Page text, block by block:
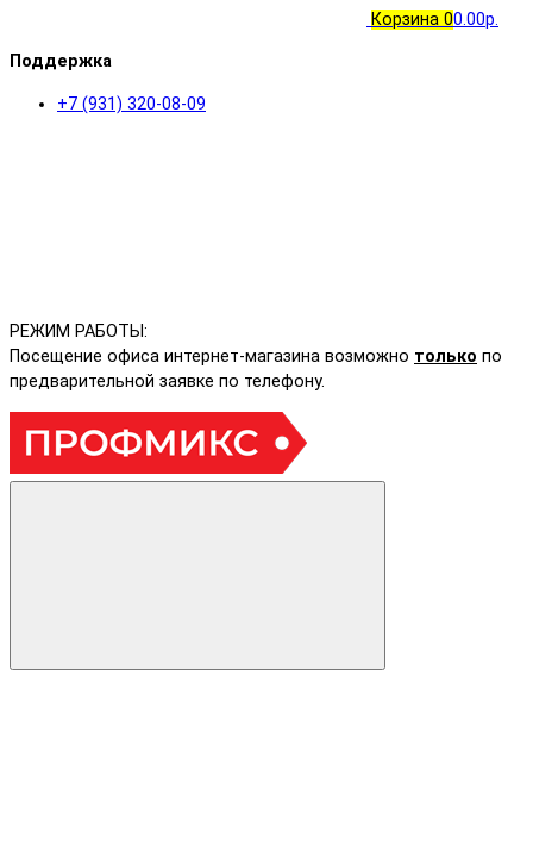
Корзина 00.00р.
Поддержка
+7 (931) 320-08-09
РЕЖИМ РАБОТЫ:
Посещение офиса интернет-магазина возможно только по
предварительной заявке по телефону.